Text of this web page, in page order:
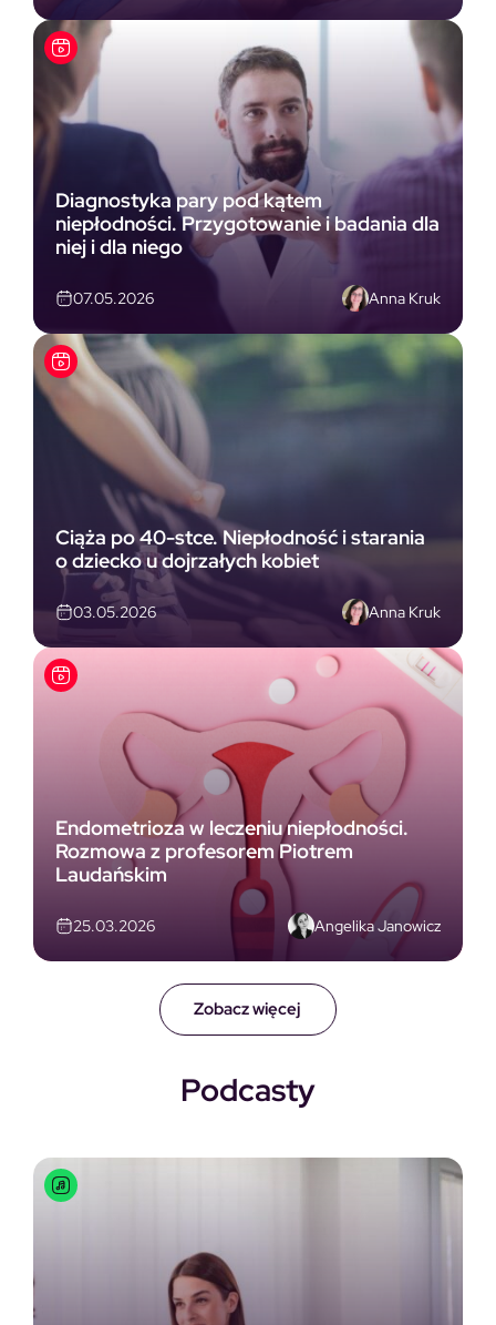
Zobacz więcej
Diagnostyka pary pod kątem
niepłodności. Przygotowanie i badania dla
niej i dla niego
07.05.2026 Anna Kruk
Ciąża po 40-stce. Niepłodność i starania
o dziecko u dojrzałych kobiet
03.05.2026 Anna Kruk
Endometrioza w leczeniu niepłodności.
Rozmowa z profesorem Piotrem
Laudańskim
25.03.2026 Angelika Janowicz
Podcasty